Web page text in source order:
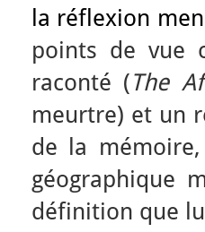
la réflexion
points de vue
raconté (The
meurtre) et un
de la
géographique
définition que